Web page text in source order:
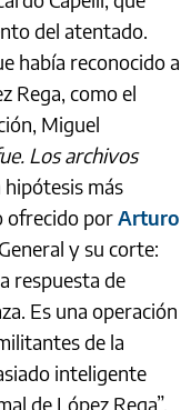
del atentado.
había reconocido a
Rega, como el
Miguel
Los archivos
más
ofrecido porArturo
y su corte:
respuesta de
Es una operación
de la
inteligente
de López Rega”.